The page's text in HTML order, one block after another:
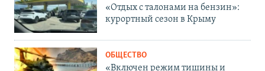
«Отдых с талонами на бензин»:
курортный сезон в Крыму
ОБЩЕСТВО
«Включен режим тишины и